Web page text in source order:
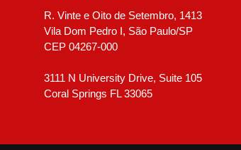
R. Vinte e Oito de Setembro, 1413
Vila Dom Pedro I, São Paulo/SP
CEP 04267-000
3111 N University Drive, Suite 105
Coral Springs FL 33065